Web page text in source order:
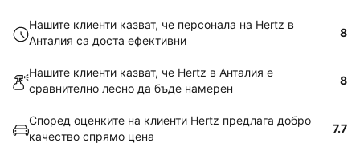
Нашите клиенти казват, че персонала на Hertz в
Анталия са доста ефективни
8
Нашите клиенти казват, че Hertz в Анталия е
сравнително лесно да бъде намерен
8
Според оценките на клиенти Hertz предлага добро
качество спрямо цена
7.7